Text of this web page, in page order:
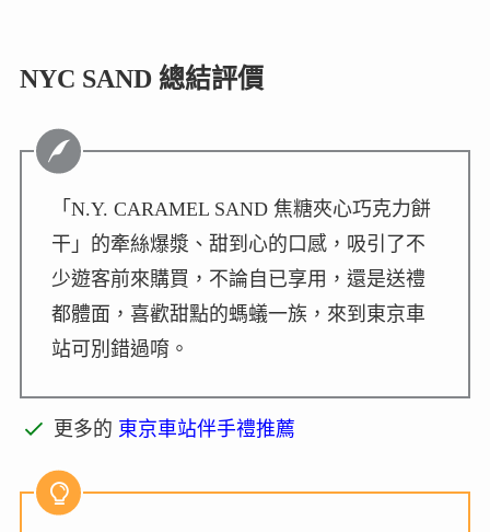
NYC SAND 總結評價
「N.Y. CARAMEL SAND 焦糖夾心巧克力餅
干」的牽絲爆漿、甜到心的口感，吸引了不
少遊客前來購買，不論自已享用，還是送禮
都體面，喜歡甜點的螞蟻一族，來到東京車
站可別錯過唷。
更多的 東京車站伴手禮推薦